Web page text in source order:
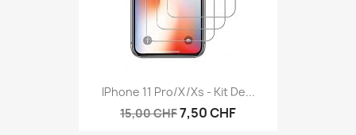
IPhone 11 Pro/X/Xs - Kit De...
15,00 CHF7,50 CHF